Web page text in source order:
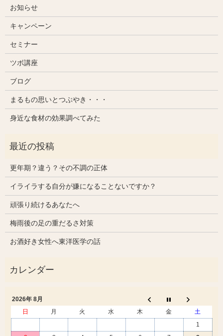
お知らせ
キャンペーン
セミナー
ツボ講座
ブログ
まるもの思いとつぶやき・・・
身近な食材の効果調べてみた
更年期？違う？その不調の正体
イライラする自分が嫌になることないですか？
頑張り続けるあなたへ
梅雨後の足の重だるさ対策
お酒好き女性へ東洋医学の話
2026年 8月
日
月 火 水 木 金
土
1